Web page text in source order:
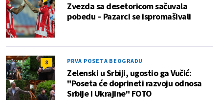
Zvezda sa desetoricom sačuvala
pobedu – Pazarci se ispromašivali
8 PRVA POSETA BEOGRADU
Zelenski u Srbiji, ugostio ga Vučić:
"Poseta će doprineti razvoju odnosa
Srbije i Ukrajine" FOTO